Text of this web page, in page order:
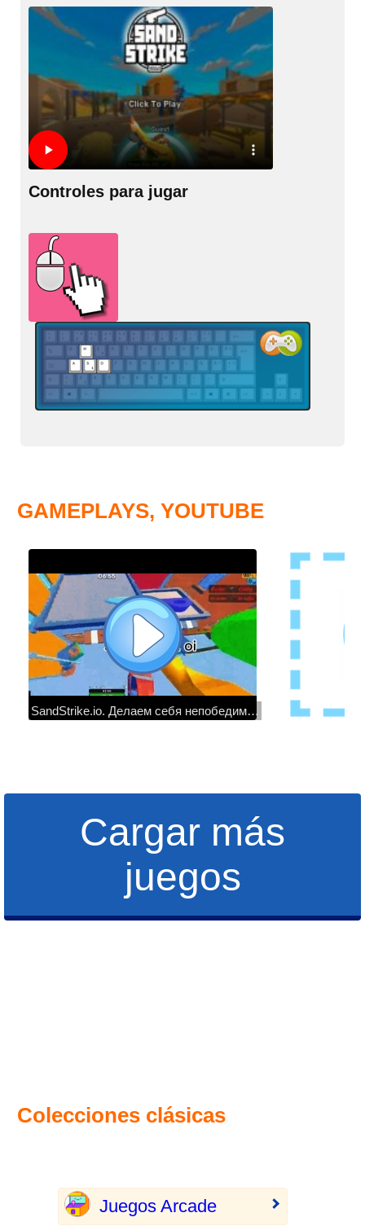
Controles para jugar
GAMEPLAYS, YOUTUBE
SandStrike.io. Делаем себя непобедимыми
Cargar más
juegos
Colecciones clásicas
Juegos Arcade